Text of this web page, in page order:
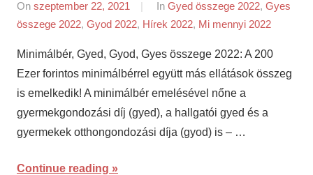
On szeptember 22, 2021
By
napifriss.hu
In Gyed összege 2022, Gyes
összege 2022, Gyod 2022, Hírek 2022, Mi mennyi 2022
Minimálbér, Gyed, Gyod, Gyes összege 2022: A 200
Ezer forintos minimálbérrel együtt más ellátások összeg
is emelkedik! A minimálbér emelésével nőne a
gyermekgondozási díj (gyed), a hallgatói gyed és a
gyermekek otthongondozási díja (gyod) is – …
Continue reading